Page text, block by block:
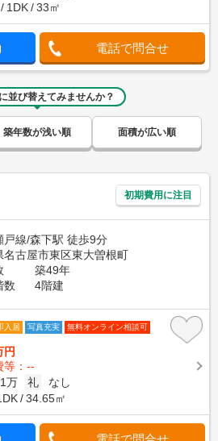
1DK 33㎡
電話で問合せ
並び替えてみませんか？
築年数が浅い順 面積が広い順
初期費用に注目
戸線/森下駅 徒歩9分
名古屋市東区東大曽根町
築49年
数
4階建
入居 写真充実 無料オンライン相談可
円
等：--
万 礼
なし
34.65㎡